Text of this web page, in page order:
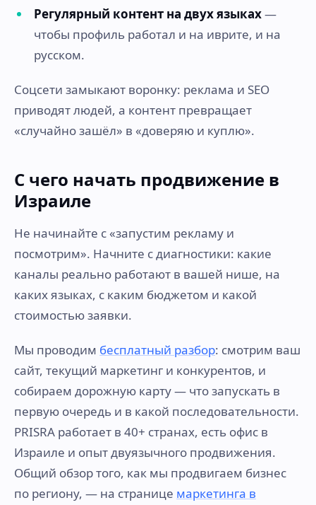
Регулярный контент на двух языках—
чтобы профиль работал и на иврите, и на
русском.
Соцсети замыкают воронку: реклама и SEO
приводят людей, а контент превращает
«случайно зашёл» в «доверяю и куплю».
С чего начать продвижение в
Израиле
Не начинайте с «запустим рекламу и
посмотрим». Начните с диагностики: какие
каналы реально работают в вашей нише, на
каких языках, с каким бюджетом и какой
стоимостью заявки.
Мы проводим бесплатный разбор: смотрим ваш
сайт, текущий маркетинг и конкурентов, и
собираем дорожную карту — что запускать в
первую очередь и в какой последовательности.
PRISRA работает в 40+ странах, есть офис в
Израиле и опыт двуязычного продвижения.
Общий обзор того, как мы продвигаем бизнес
по региону, — на странице маркетинга в